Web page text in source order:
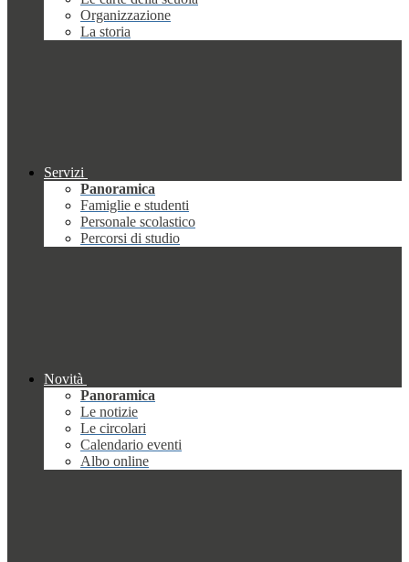
Organizzazione
La storia
Servizi
Panoramica
Famiglie e studenti
Personale scolastico
Percorsi di studio
Novità
Panoramica
Le notizie
Le circolari
Calendario eventi
Albo online